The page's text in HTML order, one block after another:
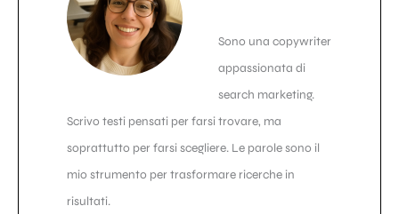
Sono una copywriter
appassionata di
search marketing.
Scrivo testi pensati per farsi trovare, ma
soprattutto per farsi scegliere. Le parole sono il
mio strumento per trasformare ricerche in
risultati.